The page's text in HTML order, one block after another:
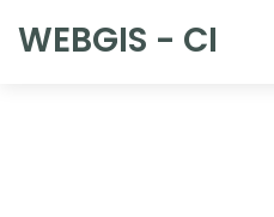
WEBGIS - CI